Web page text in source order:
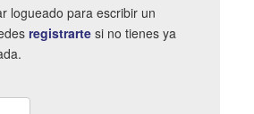
logueado para escribir un
registrarte si no tienes ya